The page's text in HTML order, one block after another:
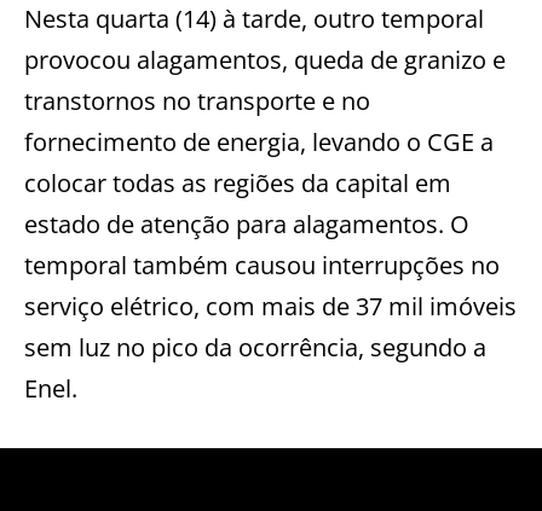
Nesta quarta (14) à tarde, outro temporal
provocou alagamentos, queda de granizo e
transtornos no transporte e no
fornecimento de energia, levando o CGE a
colocar todas as regiões da capital em
estado de atenção para alagamentos. O
temporal também causou interrupções no
serviço elétrico, com mais de 37 mil imóveis
sem luz no pico da ocorrência, segundo a
Enel.